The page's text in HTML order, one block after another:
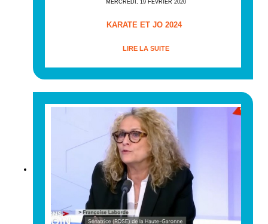
MERCREDI, 19 FÉVRIER 2020
KARATE ET JO 2024
LIRE LA SUITE